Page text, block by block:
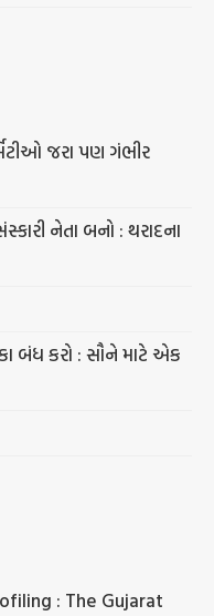
જરા પણ ગંભીર
નેતા બનો : થરાદના
બંધ કરો : સૌને માટે એક
: The Gujarat